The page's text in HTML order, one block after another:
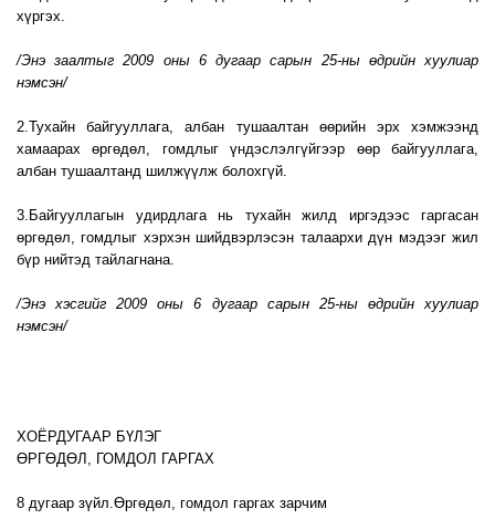
хүргэх.
/Энэ заалтыг 2009 оны 6 дугаар сарын 25-ны өдрийн хуулиар
нэмсэн/
2.Тухайн байгууллага, албан тушаалтан өөрийн эрх хэмжээнд
хамаарах өргөдөл, гомдлыг үндэслэлгүйгээр өөр байгууллага,
албан тушаалтанд шилжүүлж болохгүй.
3.Байгууллагын удирдлага нь тухайн жилд иргэдээс гаргасан
өргөдөл, гомдлыг хэрхэн шийдвэрлэсэн талаархи дүн мэдээг жил
бүр нийтэд тайлагнана.
/Энэ хэсгийг 2009 оны 6 дугаар сарын 25-ны өдрийн хуулиар
нэмсэн/
ХОЁРДУГААР БҮЛЭГ
ӨРГӨДӨЛ, ГОМДОЛ ГАРГАХ
8 дугаар зүйл.Өргөдөл, гомдол гаргах зарчим